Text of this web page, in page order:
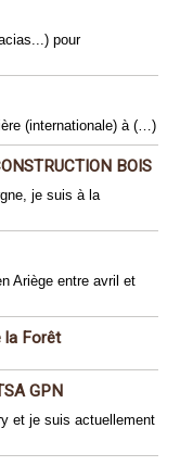
pour
(internationale) à (…)
BOIS
je suis à la
Ariège entre avril et
la Forêt
GPN
et je suis actuellement